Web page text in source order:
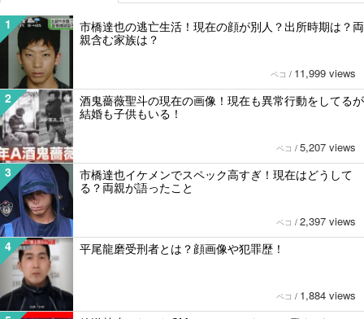
1
市橋達也の逃亡生活！現在の顔が別人？出所時期は？両
親含む家族は？
ペコ / 11,999 views
2
酒鬼薔薇聖斗の現在の画像！現在も異常行動をしてるが
結婚も子供もいる！
ペコ / 5,207 views
3
市橋達也イケメンでスペック高すぎ！現在はどうして
る？両親が語ったこと
ペコ / 2,397 views
4 平尾龍磨受刑者とは？顔画像や犯罪歴！
ペコ / 1,884 views